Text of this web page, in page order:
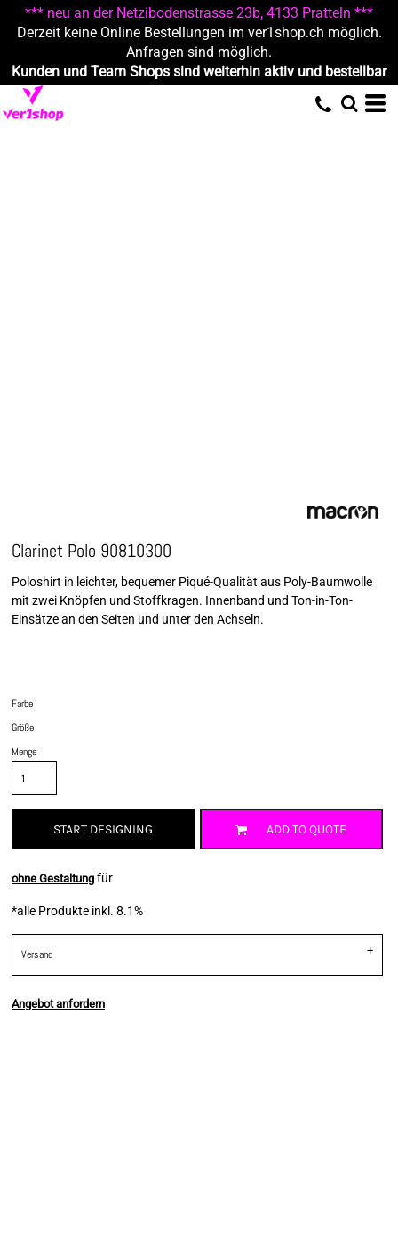
*** neu an der Netzibodenstrasse 23b, 4133 Pratteln ***
Derzeit keine Online Bestellungen im ver1shop.ch möglich.
Anfragen sind möglich.
Kunden und Team Shops sind weiterhin aktiv und bestellbar
Clarinet Polo 90810300
Poloshirt in leichter, bequemer Piqué-Qualität aus Poly-Baumwolle
mit zwei Knöpfen und Stoffkragen. Innenband und Ton-in-Ton-
Einsätze an den Seiten und unter den Achseln.
Farbe
Größe
Menge
START DESIGNING ADD TO QUOTE
ohne Gestaltung für
*alle Produkte inkl. 8.1%
Versand
Angebot anfordern